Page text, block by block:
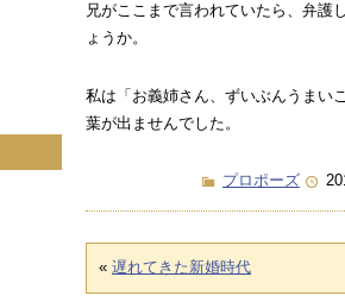
兄がここまで言われていたら、弁護
ょうか。
私は「お義姉さん、ずいぶんうまい
葉が出ませんでした。
プロポーズ
« 遅れてきた新婚時代